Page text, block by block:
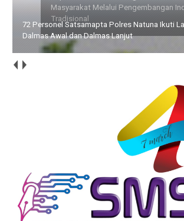
72 Personel Satsamapta Polres Natuna Ikuti
Dalmas Awal dan Dalmas Lanjut